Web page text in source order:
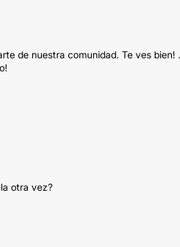
de nuestra comunidad. Te ves
otra vez?